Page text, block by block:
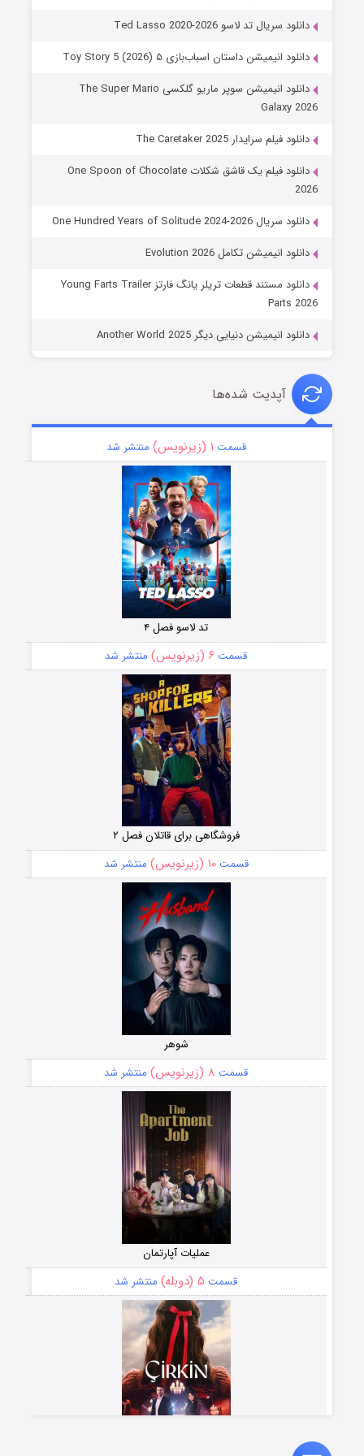
دانلود سریال تد لاسو Ted Lasso 2020-2026
دانلود انیمیشن داستان اسباب‌بازی ۵ Toy Story 5 (2026)
دانلود انیمیشن سوپر ماریو گلکسی The Super Mario
Galaxy 2026
دانلود فیلم سرایدار The Caretaker 2025
دانلود فیلم یک قاشق شکلات One Spoon of Chocolate
2026
دانلود سریال One Hundred Years of Solitude 2024-2026
دانلود انیمیشن تکامل Evolution 2026
دانلود مستند قطعات تریلر یانگ فارتز Young Farts Trailer
Parts 2026
دانلود انیمیشن دنیایی دیگر Another World 2025
آپدیت شده‌ها
قسمت ۱ (زیرنویس) منتشر شد
تد لاسو فصل ۴
قسمت ۶ (زیرنویس) منتشر شد
فروشگاهی برای قاتلان فصل ۲
قسمت۱۰ (زیرنویس) منتشر شد
شوهر
قسمت ۸ (زیرنویس) منتشر شد
عملیات آپارتمان
قسمت ۵ (دوبله) منتشر شد